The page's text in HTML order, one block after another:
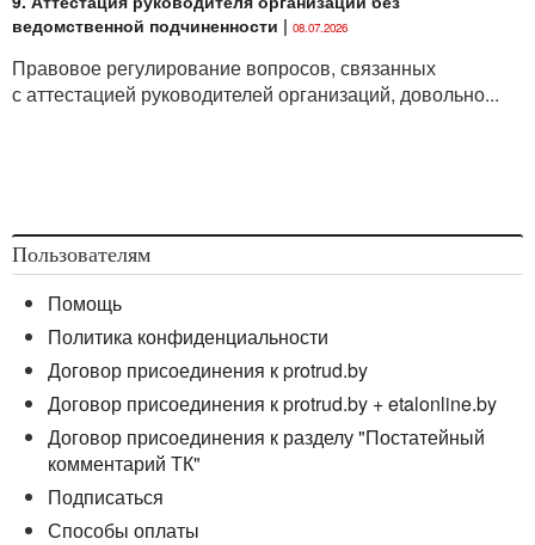
ведомственной подчиненности | 08.07.2026
Правовое регулирование вопросов, связанных
с аттестацией руководителей организаций, довольно...
Пользователям
Помощь
Политика конфиденциальности
Договор присоединения к protrud.by
Договор присоединения к protrud.by + etalonline.by
Договор присоединения к разделу "Постатейный
комментарий ТК"
Подписаться
Способы оплаты